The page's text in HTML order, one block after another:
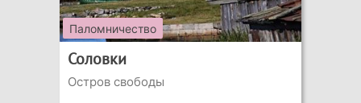
Паломничество
Соловки
Остров свободы